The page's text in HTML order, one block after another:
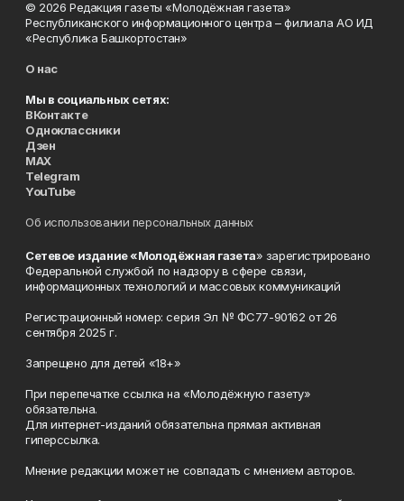
© 2026 Редакция газеты «Молодёжная газета»
Республиканского информационного центра – филиала АО ИД
«Республика Башкортостан»
О нас
Мы в социальных сетях:
ВКонтакте
Одноклассники
Дзен
MAX
Telegram
YouTube
Об использовании персональных данных
Сетевое издание «Молодёжная газета» зарегистрировано
Федеральной службой по надзору в сфере связи,
информационных технологий и массовых коммуникаций
Регистрационный номер: серия Эл № ФС77-90162 от 26
сентября 2025 г.
Запрещено для детей «18+»
При перепечатке ссылка на «Молодёжную газету»
обязательна.
Для интернет-изданий обязательна прямая активная
гиперссылка.
Мнение редакции может не совпадать с мнением авторов.